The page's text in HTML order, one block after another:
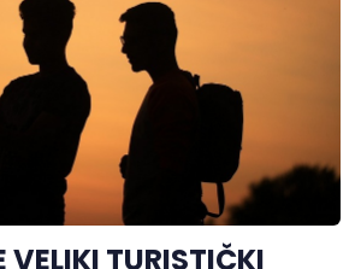
VELIKI TURISTIČKI